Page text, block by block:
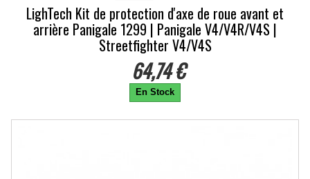
LighTech Kit de protection d'axe de roue avant et
arrière Panigale 1299 | Panigale V4/V4R/V4S |
Streetfighter V4/V4S
64,74 €
En Stock